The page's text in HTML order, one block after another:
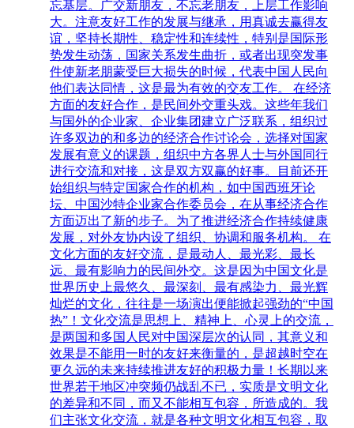
忘基层。广交新朋友，不忘老朋友，上层工作影响
大。注意友好工作的发展与继承，用真诚去赢得友
谊，坚持长期性、稳定性和连续性，特别是国际形
势发生动荡，国家关系发生曲折，或者出现突发事
件使新老朋蒙受巨大损失的时候，代表中国人民向
他们表达同情，这是最为有效的交友工作。 在经济
方面的友好合作，是民间外交重头戏。这些年我们
与国外的企业家、企业集团建立广泛联系，组织过
许多双边的和多边的经济合作讨论会，选择对国家
发展有意义的课题，组织中方各界人士与外国同行
进行交流和对接，这是双方双赢的好事。目前还开
始组织与特定国家合作的机构，如中国西班牙论
坛、中国沙特企业家合作委员会，在从事经济合作
方面迈出了新的步子。为了推进经济合作持续健康
发展，对外友协内设了组织、协调和服务机构。 在
文化方面的友好交流，是最动人、最光彩、最长
远、最有影响力的民间外交。这是因为中国文化是
世界历史上最悠久、最深刻、最有感染力、最光辉
灿烂的文化，往往是一场演出便能掀起强劲的“中国
热”！文化交流是思想上、精神上、心灵上的交流，
是两国和多国人民对中国深层次的认同，其意义和
效果是不能用一时的友好来衡量的，是超越时空在
更久远的未来持续推进友好的积极力量！长期以来
世界若干地区冲突频仍战乱不已，实质是文明文化
的差异和不同，而又不能相互包容，所造成的。我
们主张文化交流，就是各种文明文化相互包容，取